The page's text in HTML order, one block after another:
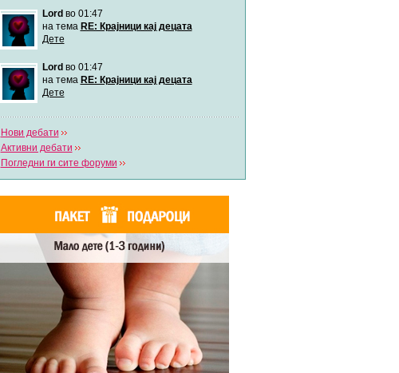
Lord во 01:47
на тема RE: Крајници кај децата
Дете
Lord во 01:47
на тема RE: Крајници кај децата
Дете
Нови дебати
Активни дебати
Погледни ги сите форуми